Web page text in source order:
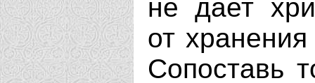
не дает
от
Сопоставь